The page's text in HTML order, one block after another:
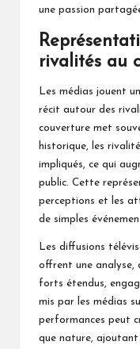
une passion
rivalités au
Les médias jouent
récit autour des
couverture met
historique, les
impliqués, ce qui
public. Cette
perceptions et les
de simples
Les diffusions
offrent une analyse,
forts étendus,
mis par les médias
performances peut
que nature, ajoutant